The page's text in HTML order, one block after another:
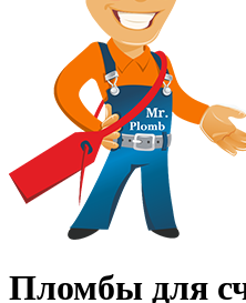
Пломбы для